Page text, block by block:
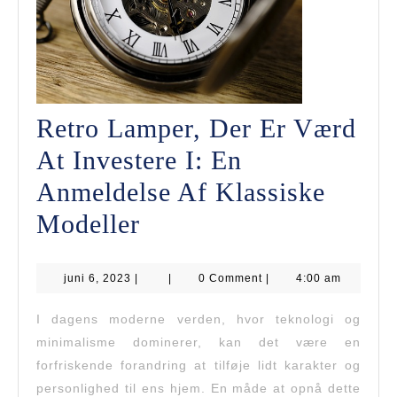
Retro Lamper, Der Er Værd
At Investere I: En
Anmeldelse Af Klassiske
Modeller
Der
Er
Værd
At
juni 6, 2023 juni
0 Comment 4:00 am
I dagens moderne verden, hvor teknologi og
minimalisme dominerer, kan det være en
forfriskende forandring at tilføje lidt karakter og
personlighed til ens hjem. En måde at opnå dette